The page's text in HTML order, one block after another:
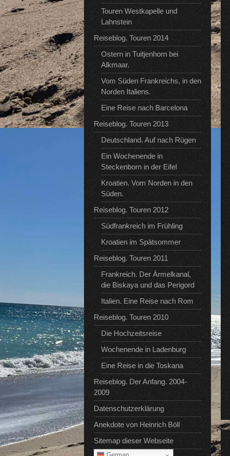
Touren Westkapelle und
Lahnstein
Reiseblog. Touren 2014
Ostern in Tuitjenhorn bei
Alkmaar.
Vom Süden Frankreichs, in den
Norden Italiens.
Eine Reise nach Barcelona
Reiseblog. Touren 2013
Deutschland. Auf nach Rügen
Ein Wochenende in
Steckenborn in der Eifel
Kroatien. Vom Norden in den
Süden.
Reiseblog. Touren 2012
Südfrankreich im Frühling
Kroatien im Spätsommer
Reiseblog. Touren 2011
Frankreich. Der Ärmelkanal,
die Biskaya und das Perigord
Italien. Eine Reise nach Rom
Reiseblog. Touren 2010
Die Hochzeitsreise
Wochenende in Ladenburg
Eine Reise in die Toskana
Reiseblog. Der Anfang. 2004-
2009
Datenschutzerklärung
Anekdote von Heinrich Böll
Sitemap dieser Webseite
German